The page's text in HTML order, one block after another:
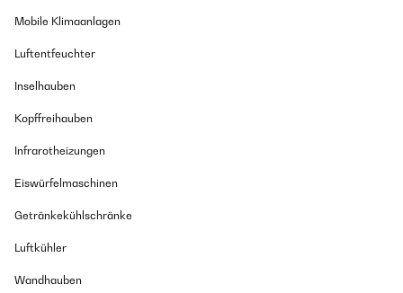
Mobile Klimaanlagen
Luftentfeuchter
Inselhauben
Kopffreihauben
Infrarotheizungen
Eiswürfelmaschinen
Getränkekühlschränke
Luftkühler
Wandhauben